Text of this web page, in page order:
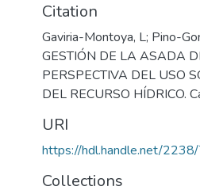
Citation
Gaviria-Montoya, L; Pino-
GESTIÓN DE LA ASADA
PERSPECTIVA DEL USO
DEL RECURSO HÍDRICO.
URI
https://hdl.handle.net/
Collections